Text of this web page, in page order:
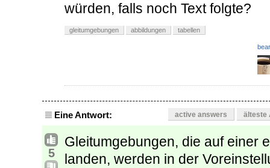
würden, falls noch Text folgte?
gleitumgebungen abbildungen tabellen
Eine Antwort: active answers älteste
5
Gleitumgebungen, die auf einer
landen, werden in der